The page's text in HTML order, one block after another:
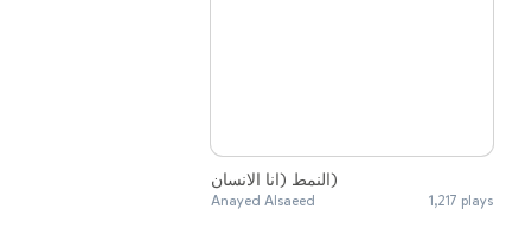
النمط (انا الانسان)
Anayed Alsaeed 1,217 plays